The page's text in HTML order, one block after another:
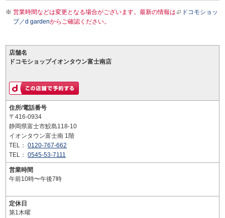
営業時間などは変更となる場合がございます。最新の情報は
ドコモショッ
プ／d gardenからご確認ください。
店舗名
ドコモショップイオンタウン富士南店
住所/電話番号
〒416-0934
静岡県富士市鮫島118-10
イオンタウン富士南 1階
TEL： 0120-767-662
TEL： 0545-53-7111
営業時間
午前10時〜午後7時
定休日
第1木曜